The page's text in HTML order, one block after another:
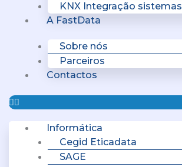
KNX Integração sistemas
A FastData
Sobre nós
Parceiros
Contactos
Informática
Cegid Eticadata
SAGE